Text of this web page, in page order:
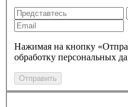
Нажимая на кнопку
обработку персональных
Отправить